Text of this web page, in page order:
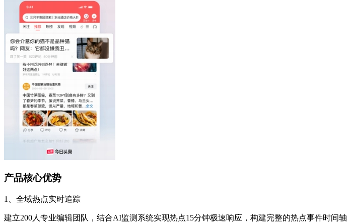
产品核心优势
1、全域热点实时追踪
建立200人专业编辑团队，结合AI监测系统实现热点15分钟极速响应，构建完整的热点事件时间轴